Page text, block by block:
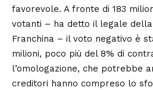
favorevole. A fronte di 183
votanti – ha detto il legale
Franchina – il voto negativo è
milioni, poco più del 8% di
l’omologazione, che potrebbe
creditori hanno compreso lo